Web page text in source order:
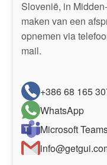
Slovenië, in
maken van een
opnemen via
mail.
+386 68 165
WhatsApp
Microsoft